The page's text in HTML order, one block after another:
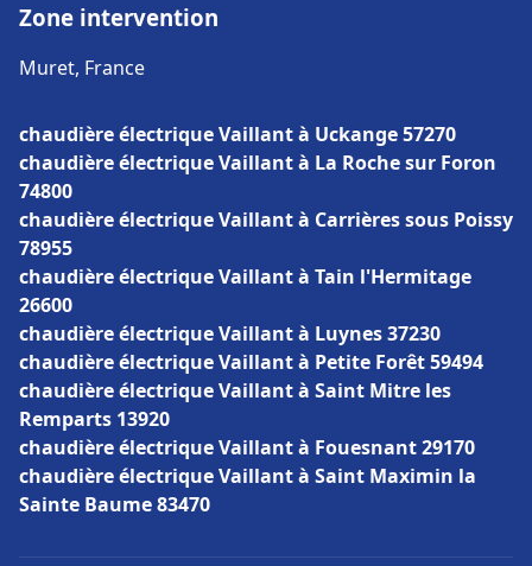
Zone intervention
Muret, France
chaudière électrique Vaillant à Uckange 57270
chaudière électrique Vaillant à La Roche sur Foron
74800
chaudière électrique Vaillant à Carrières sous Poissy
78955
chaudière électrique Vaillant à Tain l'Hermitage
26600
chaudière électrique Vaillant à Luynes 37230
chaudière électrique Vaillant à Petite Forêt 59494
chaudière électrique Vaillant à Saint Mitre les
Remparts 13920
chaudière électrique Vaillant à Fouesnant 29170
chaudière électrique Vaillant à Saint Maximin la
Sainte Baume 83470